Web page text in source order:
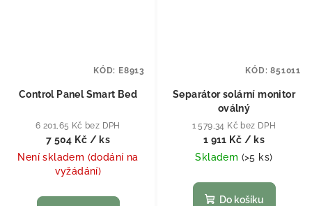
Control Panel Smart Bed
6 201,65 Kč bez DPH
7 504 Kč / ks
Není skladem (dodání na
vyžádání)
KÓD: E8913
Separátor solární monitor
oválný
1 579,34 Kč bez DPH
1 911 Kč / ks
Skladem (>5 ks)
Do košíku
KÓD:851011